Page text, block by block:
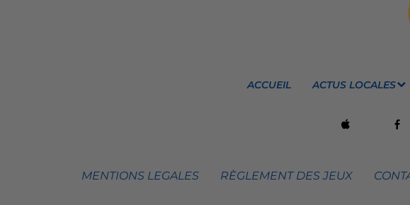
ACCUEIL ACTUS LOCALES
MENTIONS LEGALES RÈGLEMENT DES JEUX